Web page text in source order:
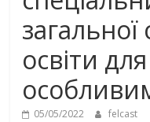
освіти
05/05/2022 felcast